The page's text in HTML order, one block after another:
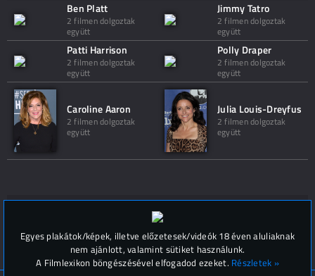
Ben Platt
2 filmen dolgoztak
együtt
Jimmy Tatro
2 filmen dolgoztak
együtt
Patti Harrison
2 filmen dolgoztak
együtt
Polly Draper
2 filmen dolgoztak
együtt
Caroline Aaron
2 filmen dolgoztak
együtt
Julia Louis-Dreyfus
2 filmen dolgoztak
együtt
Hozzászólások (
Egyes plakátok/képek, illetve előzetesek/videók 18 éven aluliaknak
nem ajánlott, valamint sütiket használunk.
A Filmlexikon böngészésével elfogadod ezeket. Részletek »